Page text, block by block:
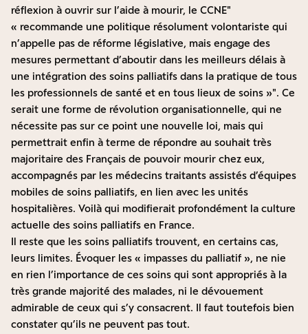
réflexion à ouvrir sur l’aide à mourir, le CCNE
« recommande une politique résolument volontariste qui
n’appelle pas de réforme législative, mais engage des
mesures permettant d’aboutir dans les meilleurs délais à
une intégration des soins palliatifs dans la pratique de tous
les professionnels de santé et en tous lieux de soins » . Ce
serait une forme de révolution organisationnelle, qui ne
nécessite pas sur ce point une nouvelle loi, mais qui
permettrait enfin à terme de répondre au souhait très
majoritaire des Français de pouvoir mourir chez eux,
accompagnés par les médecins traitants assistés d’équipes
mobiles de soins palliatifs, en lien avec les unités
hospitalières. Voilà qui modifierait profondément la culture
actuelle des soins palliatifs en France.
Il reste que les soins palliatifs trouvent, en certains cas,
leurs limites. Évoquer les « impasses du palliatif », ne nie
en rien l’importance de ces soins qui sont appropriés à la
très grande majorité des malades, ni le dévouement
admirable de ceux qui s’y consacrent. Il faut toutefois bien
constater qu’ils ne peuvent pas tout.